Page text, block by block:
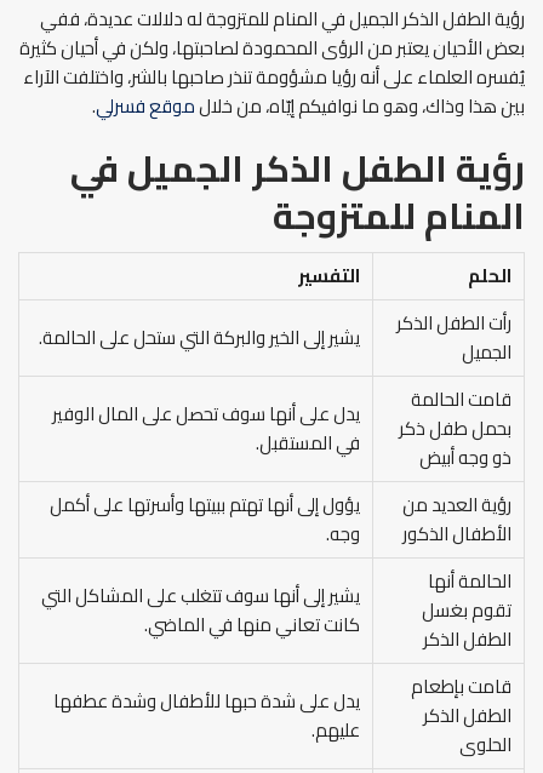
رؤية الطفل الذكر الجميل في المنام للمتزوجة له دلالات عديدة، ففي
بعض الأحيان يعتبر من الرؤى المحمودة لصاحبتها، ولكن في أحيان كثيرة
يُفسره العلماء على أنه رؤيا مشؤومة تنذر صاحبها بالشر، واختلفت الآراء
بين هذا وذاك، وهو ما نوافيكم إيّاه، من خلالموقع فسرلي.
رؤية الطفل الذكر الجميل في
المنام للمتزوجة
الحلم
التفسير
رأت الطفل الذكر
الجميل
يشير إلى الخير والبركة التي ستحل على الحالمة.
قامت الحالمة
بحمل طفل ذكر
ذو وجه أبيض
يدل على أنها سوف تحصل على المال الوفير
في المستقبل.
رؤية العديد من
الأطفال الذكور
يؤول إلى أنها تهتم ببيتها وأسرتها على أكمل
وجه.
الحالمة أنها
تقوم بغسل
الطفل الذكر
يشير إلى أنها سوف تتغلب على المشاكل التي
كانت تعاني منها في الماضي.
قامت بإطعام
الطفل الذكر
الحلوى
يدل على شدة حبها للأطفال وشدة عطفها
عليهم.